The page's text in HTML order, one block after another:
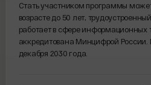
Стать участником программы
возрасте до 50 лет,
работает в сфере информационных
аккредитована Минцифрой России.
декабря 2030 года.